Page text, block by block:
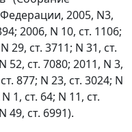
2005, N3,
2006, N 10, ст. 1106;
29, ст. 3711; N 31, ст.
52, ст. 7080; 2011, N 3,
877; N 23, ст. 3024; N
1, ст. 64; N 11, ст.
49, ст. 6991).